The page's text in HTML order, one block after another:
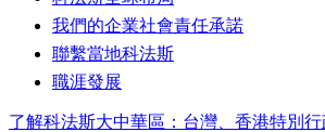
我們的企業社會責任承諾
聯繫當地科法斯
職涯發展
了解科法斯大中華區：台灣、香港特別